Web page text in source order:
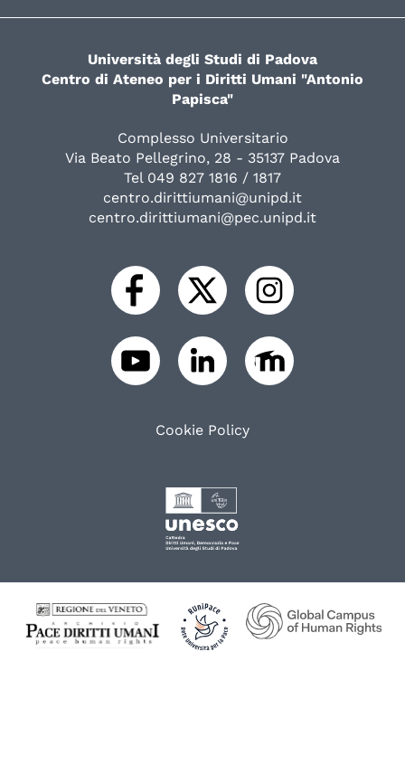
Università degli Studi di Padova
Centro di Ateneo per i Diritti Umani "Antonio
Papisca"
Complesso Universitario
Via Beato Pellegrino, 28 - 35137 Padova
Tel 049 827 1816 / 1817
centro.dirittiumani@unipd.it
centro.dirittiumani@pec.unipd.it
Cookie Policy